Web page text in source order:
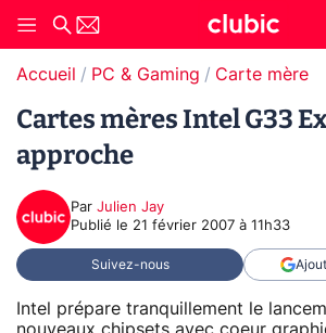
Accueil PC & Gaming Carte mère
Cartes mères Intel G33
approche
Par Julien Jay
Publié le 21 février 2007 à 11h33
Suivez-nous
Intel prépare tranquillement le
nouveaux chipsets avec coeur